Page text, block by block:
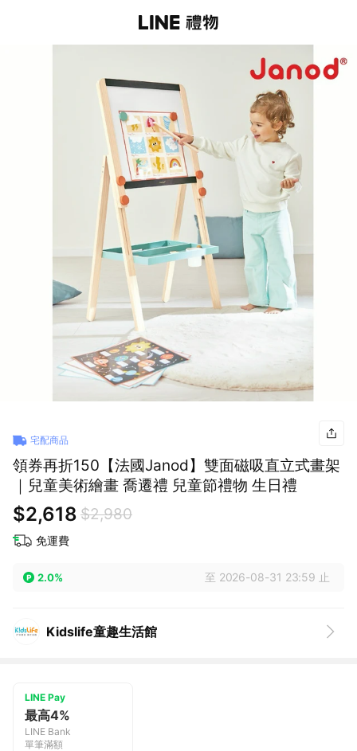
宅配商品
領券再折150【法國Janod】雙面磁吸直立式畫架
｜兒童美術繪畫 喬遷禮 兒童節禮物 生日禮
$2,618 $2,980
免運費
2.0% 至 2026-08-31 23:59 止
Kidslife童趣生活館
LINE Pay
最高4%
LINE Bank
單筆滿額